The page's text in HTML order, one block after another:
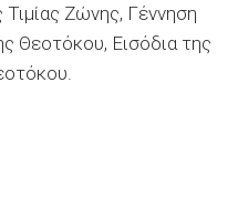
Ζώνης, Γέννηση
Θεοτόκου, Εισόδια της